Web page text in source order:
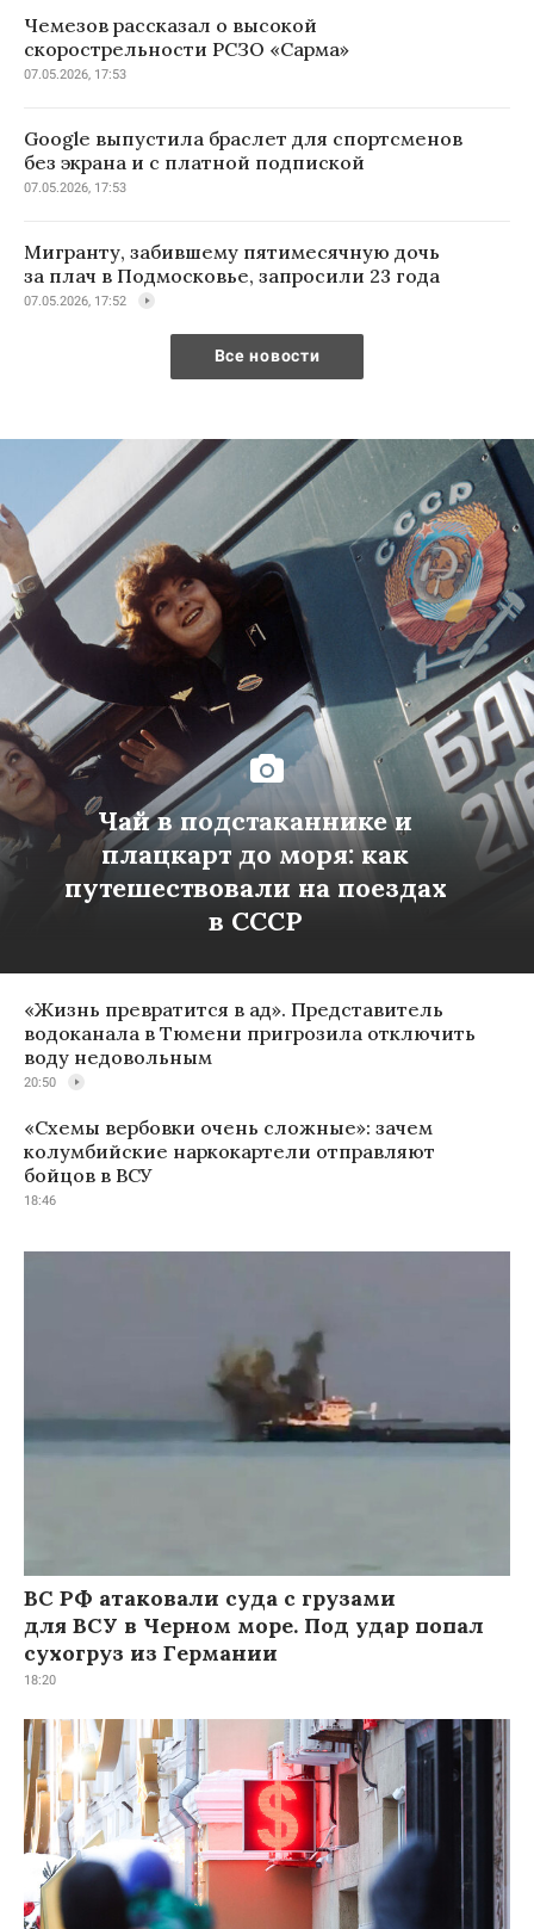
Чемезов рассказал о высокой
скорострельности РСЗО «Сарма»
07.05.2026, 17:53
Google выпустила браслет для спортсменов
без экрана и с платной подпиской
07.05.2026, 17:53
Мигранту, забившему пятимесячную дочь
за плач в Подмосковье, запросили 23 года
07.05.2026, 17:52
Все новости
Чай в подстаканнике и
плацкарт до моря: как
путешествовали на поездах
в СССР
«Жизнь превратится в ад». Представитель
водоканала в Тюмени пригрозила отключить
воду недовольным
20:50
«Схемы вербовки очень сложные»: зачем
колумбийские наркокартели отправляют
бойцов в ВСУ
18:46
ВС РФ атаковали суда с грузами
для ВСУ в Черном море. Под удар попал
сухогруз из Германии
18:20